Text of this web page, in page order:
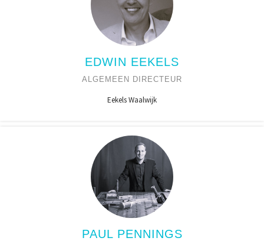
EDWIN EEKELS
ALGEMEEN DIRECTEUR
Eekels Waalwijk
PAUL PENNINGS